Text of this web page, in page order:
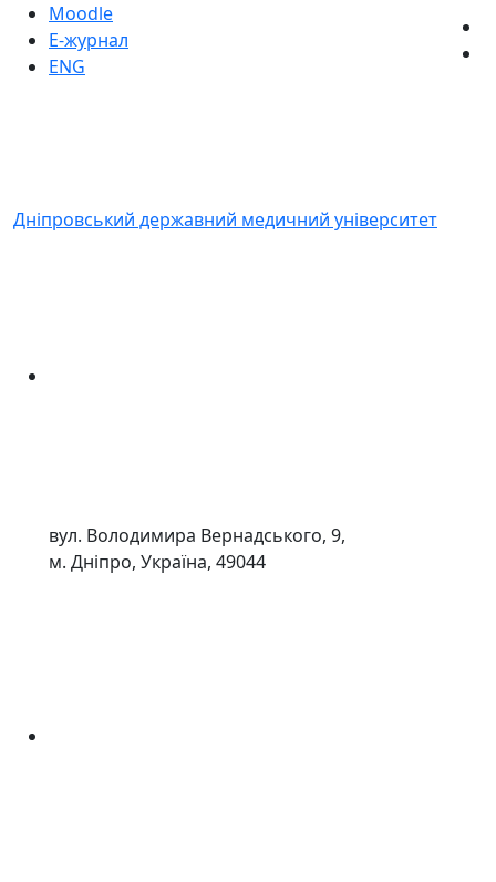
Moodle
Е-журнал
ENG
Дніпровський державний медичний університет
вул. Володимира Вернадського, 9,
м. Дніпро, Україна, 49044